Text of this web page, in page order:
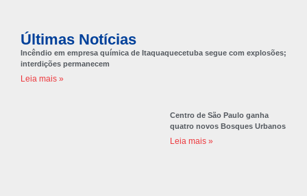
Últimas Notícias
Incêndio em empresa química de Itaquaquecetuba segue com explosões;
interdições permanecem
Leia mais »
Centro de São Paulo ganha
quatro novos Bosques Urbanos
Leia mais »